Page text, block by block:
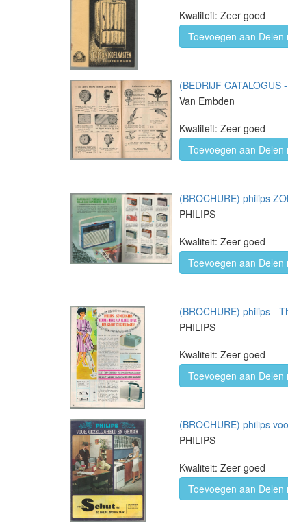
Kwaliteit: Zeer goed
Toevoegen aan Delen
(BEDRIJF
Van Embden
Kwaliteit: Zeer goed
Toevoegen aan Delen
(BROCHURE) philips
PHILIPS
Kwaliteit: Zeer goed
Toevoegen aan Delen
(BROCHURE) philips -
PHILIPS
Kwaliteit: Zeer goed
Toevoegen aan Delen
(BROCHURE) philips
PHILIPS
Kwaliteit: Zeer goed
Toevoegen aan Delen